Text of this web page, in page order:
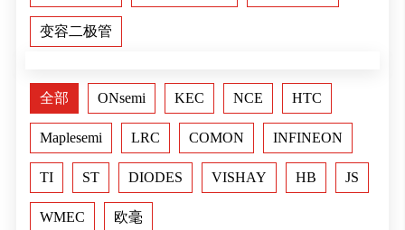
变容二极管
全部 ONsemi KEC NCE HTC
Maplesemi LRC COMON INFINEON
TI ST DIODES VISHAY HB JS
WMEC 欧毫